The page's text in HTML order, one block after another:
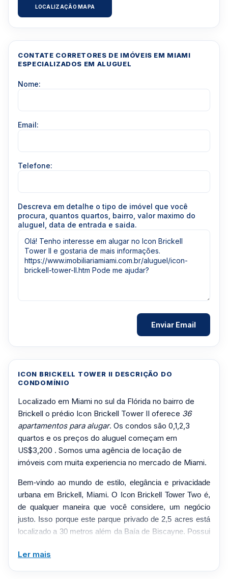
LOCALIZAÇÃO MAPA
ICON BRICKELL TOWER II DESCRIÇÃO DO
CONDOMÍNIO
Localizado em Miami no sul da Flórida no bairro de
Brickell o prédio Icon Brickell Tower II oferece 36
apartamentos para alugar. Os condos são 0,1,2,3
quartos e os preços do aluguel começam em
US$3,200 . Somos uma agência de locação de
imóveis com muita experiencia no mercado de Miami.
Bem-vindo ao mundo de estilo, elegância e privacidade
urbana em Brickell, Miami. O Icon Brickell Tower Two é,
de qualquer maneira que você considere, um negócio
justo. Isso porque este parque privado de 2,5 acres está
localizado a 30 metros além da Baía de Biscayne. Possui
condomínios disponíveis para venda. Este é um
Ler mais
CONTATE CORRETORES DE IMÓVEIS EM MIAMI
ESPECIALIZADOS EM ALUGUEL
Nome:
Email:
Telefone:
Descreva em detalhe o tipo de imóvel que você
procura, quantos quartos, bairro, valor maximo do
aluguel, data de entrada e saida.